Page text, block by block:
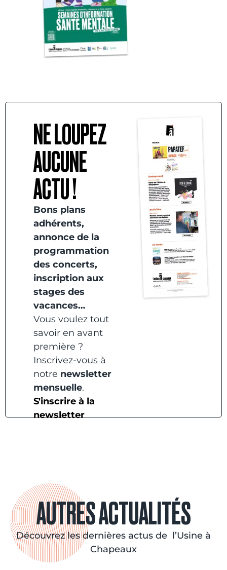
NE LOUPEZ
AUCUNE
ACTU !
Bons plans
adhérents,
annonce de la
programmation
des concerts,
inscription aux
stages des
vacances…
Vous voulez tout
savoir en avant
première ?
Inscrivez-vous à
notre newsletter
mensuelle.
S'inscrire à la
newsletter
AUTRES ACTUALITÉS
Découvrez les dernières actus de l’Usine à
Chapeaux